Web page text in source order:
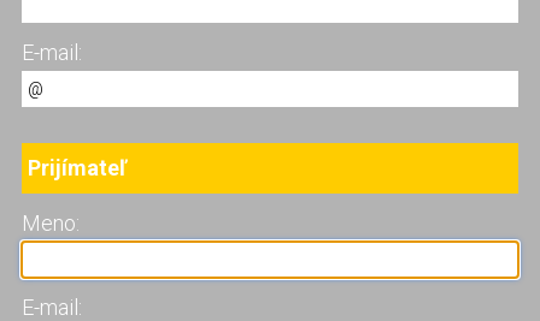
E-mail:
Prijímateľ
Meno:
E-mail: